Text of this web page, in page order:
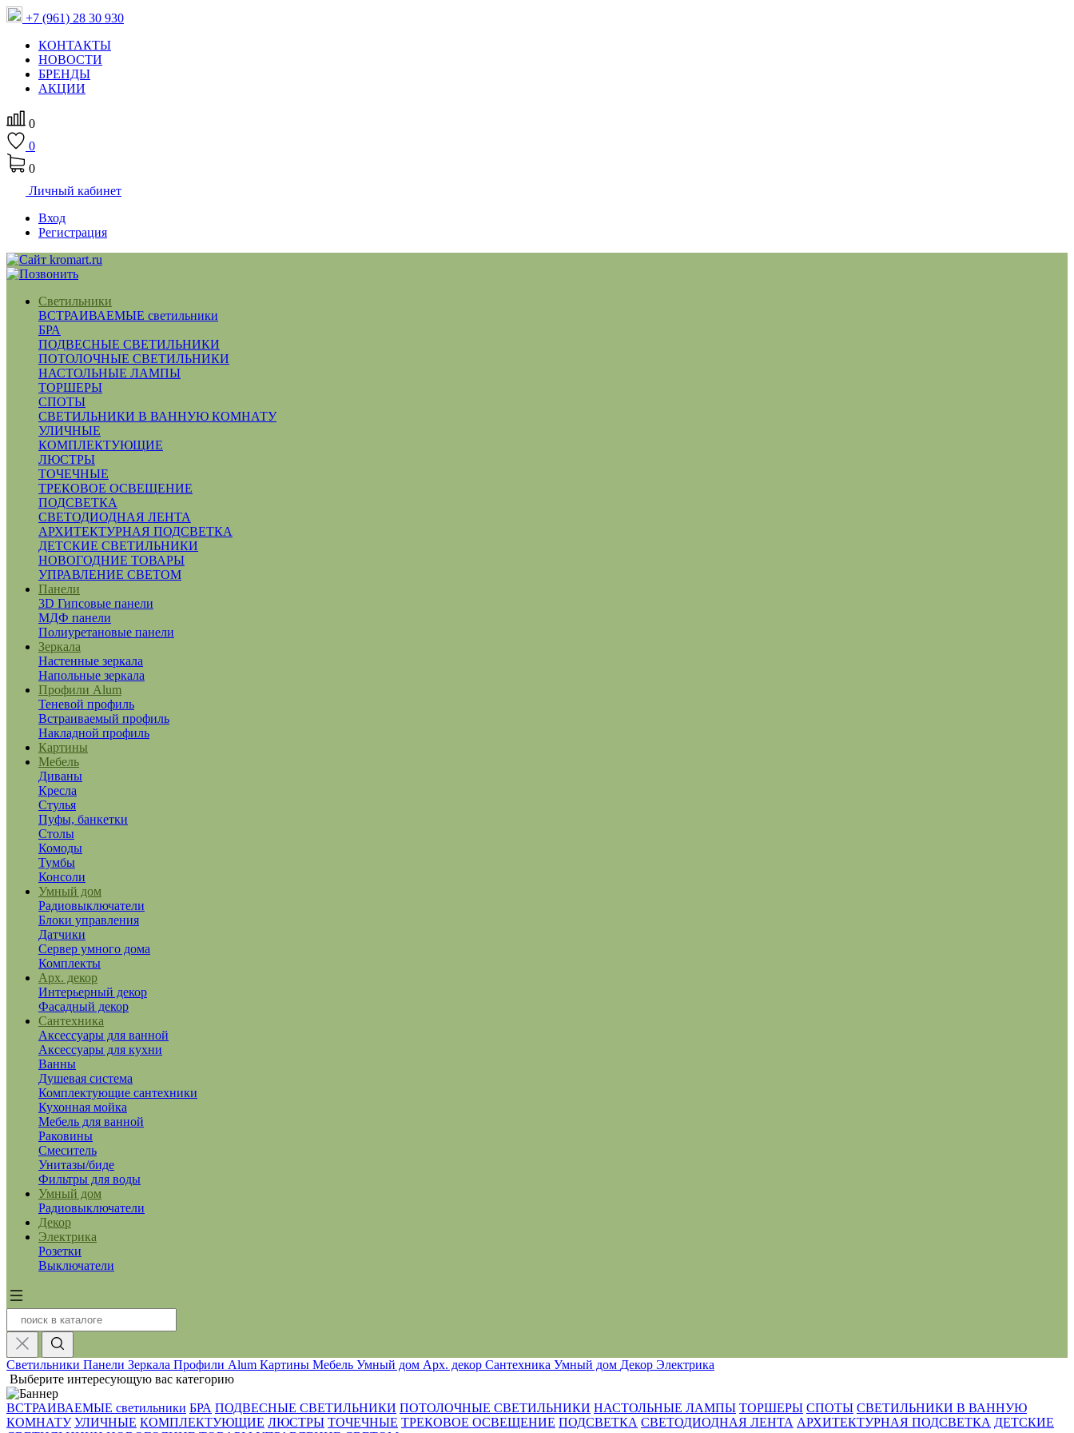
+7 (961) 28 30 930
КОНТАКТЫ
НОВОСТИ
БРЕНДЫ
АКЦИИ
0
0
0
Личный кабинет
Вход
Регистрация
Светильники
ВСТРАИВАЕМЫЕ светильники
БРА
ПОДВЕСНЫЕ СВЕТИЛЬНИКИ
ПОТОЛОЧНЫЕ СВЕТИЛЬНИКИ
НАСТОЛЬНЫЕ ЛАМПЫ
ТОРШЕРЫ
СПОТЫ
СВЕТИЛЬНИКИ В ВАННУЮ КОМНАТУ
УЛИЧНЫЕ
КОМПЛЕКТУЮЩИЕ
ЛЮСТРЫ
ТОЧЕЧНЫЕ
ТРЕКОВОЕ ОСВЕЩЕНИЕ
ПОДСВЕТКА
СВЕТОДИОДНАЯ ЛЕНТА
АРХИТЕКТУРНАЯ ПОДСВЕТКА
ДЕТСКИЕ СВЕТИЛЬНИКИ
НОВОГОДНИЕ ТОВАРЫ
УПРАВЛЕНИЕ СВЕТОМ
Панели
3D Гипсовые панели
МДФ панели
Полиуретановые панели
Зеркала
Настенные зеркала
Напольные зеркала
Профили Alum
Теневой профиль
Встраиваемый профиль
Накладной профиль
Картины
Мебель
Диваны
Кресла
Стулья
Пуфы, банкетки
Столы
Комоды
Тумбы
Консоли
Умный дом
Радиовыключатели
Блоки управления
Датчики
Сервер умного дома
Комплекты
Арх. декор
Интерьерный декор
Фасадный декор
Сантехника
Аксессуары для ванной
Аксессуары для кухни
Ванны
Душевая система
Комплектующие сантехники
Кухонная мойка
Мебель для ванной
Раковины
Смеситель
Унитазы/биде
Фильтры для воды
Умный дом
Радиовыключатели
Декор
Электрика
Розетки
Выключатели
Светильники Панели Зеркала Профили Alum Картины Мебель Умный дом Арх. декор Сантехника Умный дом Декор Электрика
Выберите интересующую вас категорию
ВСТРАИВАЕМЫЕ светильники БРА ПОДВЕСНЫЕ СВЕТИЛЬНИКИ ПОТОЛОЧНЫЕ СВЕТИЛЬНИКИ НАСТОЛЬНЫЕ ЛАМПЫ ТОРШЕРЫ СПОТЫ СВЕТИЛЬНИКИ В ВАННУЮ
КОМНАТУ УЛИЧНЫЕ КОМПЛЕКТУЮЩИЕ ЛЮСТРЫ ТОЧЕЧНЫЕ ТРЕКОВОЕ ОСВЕЩЕНИЕ ПОДСВЕТКА СВЕТОДИОДНАЯ ЛЕНТА АРХИТЕКТУРНАЯ ПОДСВЕТКА ДЕТСКИЕ